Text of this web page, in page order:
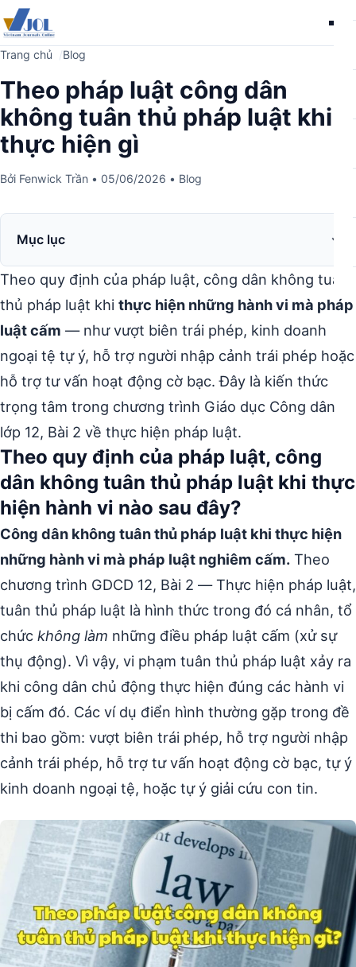
Trang chủ Blog
Theo pháp luật công dân
không tuân thủ pháp luật khi
thực hiện gì
Bởi Fenwick Trần • 05/06/2026 • Blog
Mục lục
Theo quy định của pháp luật, công dân không tuân
thủ pháp luật khi thực hiện những hành vi mà pháp
luật cấm — như vượt biên trái phép, kinh doanh
ngoại tệ tự ý, hỗ trợ người nhập cảnh trái phép hoặc
hỗ trợ tư vấn hoạt động cờ bạc. Đây là kiến thức
trọng tâm trong chương trình Giáo dục Công dân
lớp 12, Bài 2 về thực hiện pháp luật.
Theo quy định của pháp luật, công
dân không tuân thủ pháp luật khi thực
hiện hành vi nào sau đây?
Công dân không tuân thủ pháp luật khi thực hiện
những hành vi mà pháp luật nghiêm cấm. Theo
chương trình GDCD 12, Bài 2 — Thực hiện pháp luật,
tuân thủ pháp luật là hình thức trong đó cá nhân, tổ
chức không làm những điều pháp luật cấm (xử sự
thụ động). Vì vậy, vi phạm tuân thủ pháp luật xảy ra
khi công dân chủ động thực hiện đúng các hành vi
bị cấm đó. Các ví dụ điển hình thường gặp trong đề
thi bao gồm: vượt biên trái phép, hỗ trợ người nhập
cảnh trái phép, hỗ trợ tư vấn hoạt động cờ bạc, tự ý
kinh doanh ngoại tệ, hoặc tự ý giải cứu con tin.